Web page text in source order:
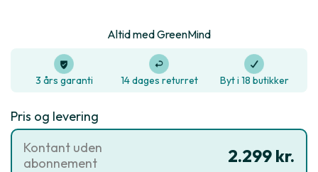
Altid med GreenMind
3 års garanti 14 dages returret Byt i 18 butikker
Pris og levering
2.299 kr.
Kontant uden
abonnement